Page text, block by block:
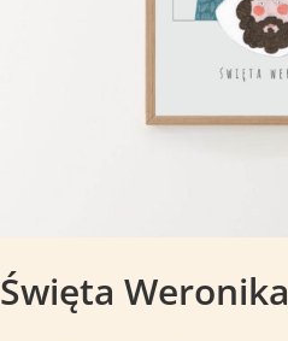
Święta Weronika